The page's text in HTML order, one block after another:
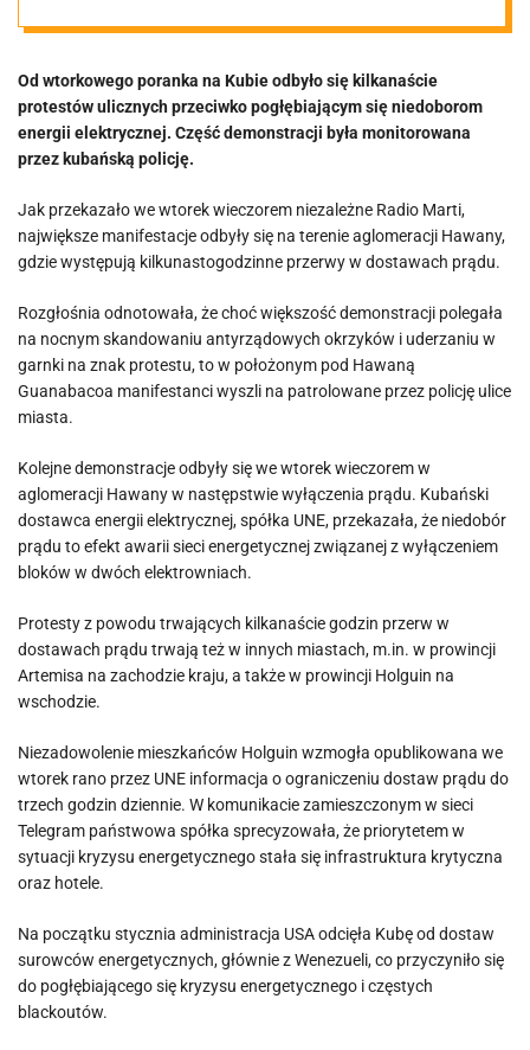
prądu. Awaria
sieci
energetycznej
stolicy kraju
Od wtorkowego poranka na Kubie odbyło się kilkanaście
protestów ulicznych przeciwko pogłębiającym się niedoborom
energii elektrycznej. Część demonstracji była monitorowana
przez kubańską policję.
Jak przekazało we wtorek wieczorem niezależne Radio Marti,
największe manifestacje odbyły się na terenie aglomeracji Hawany,
gdzie występują kilkunastogodzinne przerwy w dostawach prądu.
Rozgłośnia odnotowała, że choć większość demonstracji polegała
na nocnym skandowaniu antyrządowych okrzyków i uderzaniu w
garnki na znak protestu, to w położonym pod Hawaną
Guanabacoa manifestanci wyszli na patrolowane przez policję ulice
miasta.
Kolejne demonstracje odbyły się we wtorek wieczorem w
aglomeracji Hawany w następstwie wyłączenia prądu. Kubański
dostawca energii elektrycznej, spółka UNE, przekazała, że niedobór
prądu to efekt awarii sieci energetycznej związanej z wyłączeniem
bloków w dwóch elektrowniach.
Protesty z powodu trwających kilkanaście godzin przerw w
dostawach prądu trwają też w innych miastach, m.in. w prowincji
Artemisa na zachodzie kraju, a także w prowincji Holguin na
wschodzie.
Niezadowolenie mieszkańców Holguin wzmogła opublikowana we
wtorek rano przez UNE informacja o ograniczeniu dostaw prądu do
trzech godzin dziennie. W komunikacie zamieszczonym w sieci
Telegram państwowa spółka sprecyzowała, że priorytetem w
sytuacji kryzysu energetycznego stała się infrastruktura krytyczna
oraz hotele.
Na początku stycznia administracja USA odcięła Kubę od dostaw
surowców energetycznych, głównie z Wenezueli, co przyczyniło się
do pogłębiającego się kryzysu energetycznego i częstych
blackoutów.